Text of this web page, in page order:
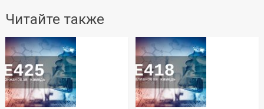
Читайте также